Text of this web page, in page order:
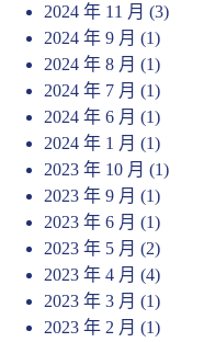
2024 年 11 月 (3)
2024 年 9 月 (1)
2024 年 8 月 (1)
2024 年 7 月 (1)
2024 年 6 月 (1)
2024 年 1 月 (1)
2023 年 10 月 (1)
2023 年 9 月 (1)
2023 年 6 月 (1)
2023 年 5 月 (2)
2023 年 4 月 (4)
2023 年 3 月 (1)
2023 年 2 月 (1)